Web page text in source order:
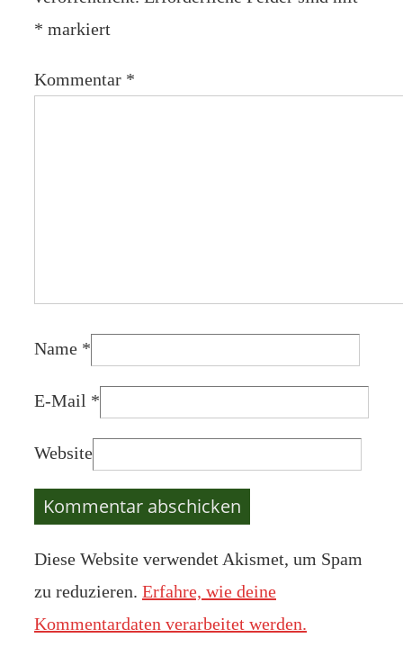
* markiert
Kommentar *
Name *
E-Mail *
Website
Diese Website verwendet Akismet, um Spam
zu reduzieren. Erfahre, wie deine
Kommentardaten verarbeitet werden.